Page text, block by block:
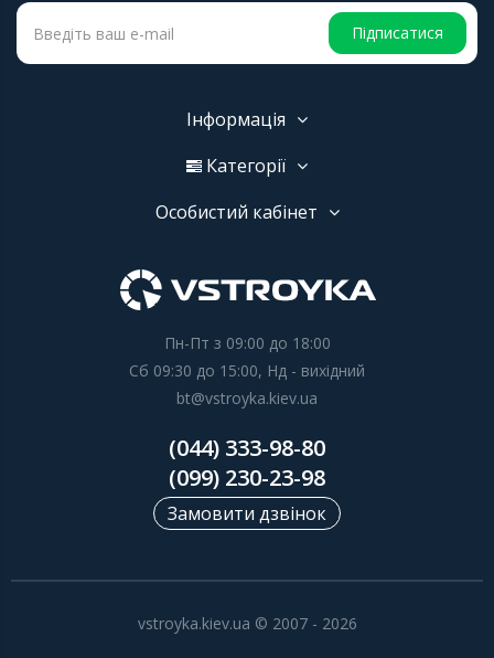
Підписатися
Інформація
Категорії
Особистий кабінет
Пн-Пт з 09:00 до 18:00
Сб 09:30 до 15:00, Нд - вихідний
bt@vstroyka.kiev.ua
(044) 333-98-80
(099) 230-23-98
Замовити дзвінок
vstroyka.kiev.ua © 2007 - 2026